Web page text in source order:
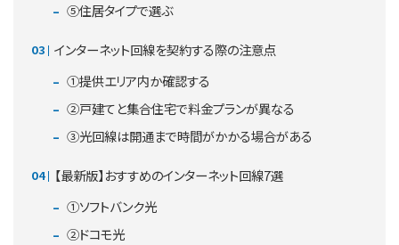
⑤住居タイプで選ぶ
インターネット回線を契約する際の注意点
①提供エリア内か確認する
②戸建てと集合住宅で料金プランが異なる
③光回線は開通まで時間がかかる場合がある
【最新版】おすすめのインターネット回線7選
①ソフトバンク光
②ドコモ光